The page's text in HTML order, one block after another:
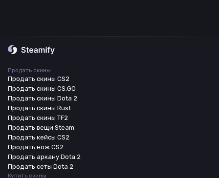
Продать скины
Продать скины CS2
Продать скины CS:GO
Продать скины Dota 2
Продать скины Rust
Продать скины TF2
Продать вещи Steam
Продать кейсы CS2
Продать нож CS2
Продать аркану Dota 2
Продать сеты Dota 2
Купить скины